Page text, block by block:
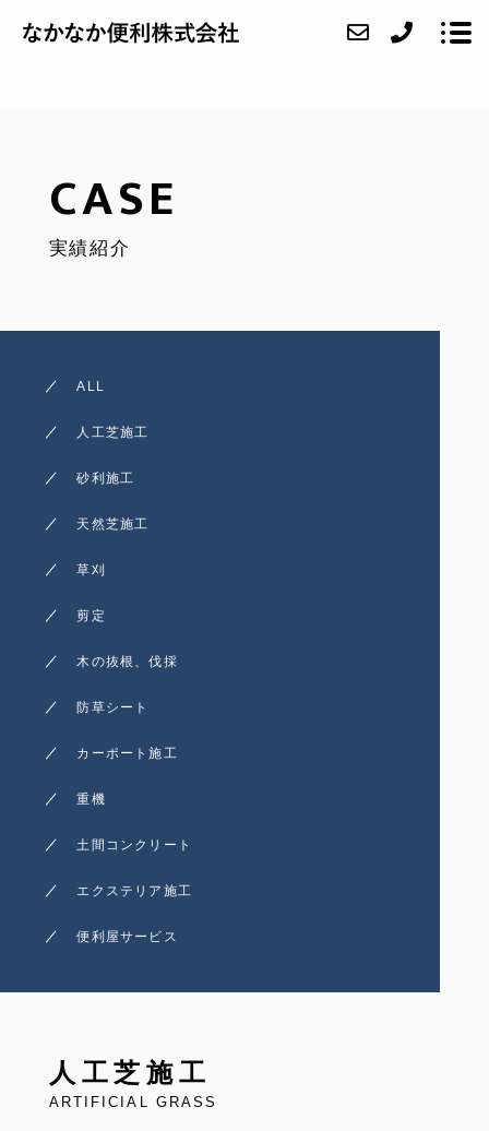
CASE
実績紹介
ALL
人工芝施工
砂利施工
天然芝施工
草刈
剪定
木の抜根、伐採
防草シート
カーポート施工
重機
土間コンクリート
エクステリア施工
便利屋サービス
人工芝施工
ARTIFICIAL GRASS